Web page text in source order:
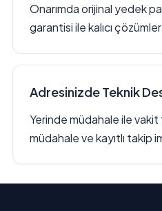
Onarımda orijinal yedek
garantisi ile kalıcı
Adresinizde Teknik
Yerinde müdahale ile vakit
müdahale ve kayıtlı takip